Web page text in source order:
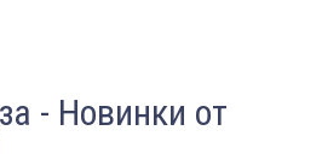
- Новинки от